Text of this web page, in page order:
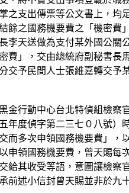
支出傳票等公文書上，
之國務機要費之「機密費
天送做為支付某外國公
」，交由總統府副秘書
予民間人士張維嘉轉交
行動中心台北特偵組檢
度偵字第二三七０八號
多次申領國務機要費」
領國務機要費，曾天賜
其收受等語，意圖讓檢察
述小信封曾天賜並非於